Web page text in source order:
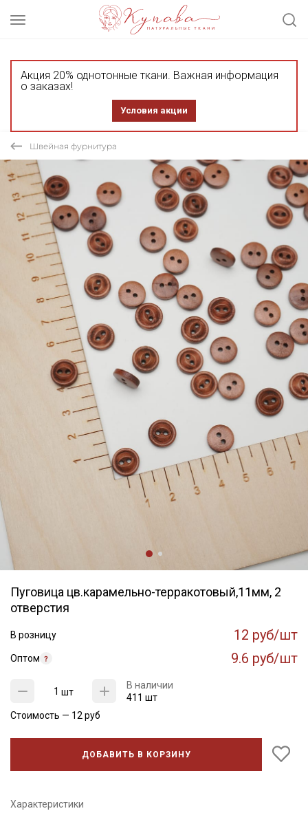
Акция 20% однотонные ткани. Важная информация
о заказах!
Условия акции
Швейная фурнитура
Пуговица цв.карамельно-терракотовый,11мм, 2
отверстия
В розницу 12 руб/шт
Оптом 9.6 руб/шт
шт
В наличии
411 шт
Стоимость — 12 руб
ДОБАВИТЬ В КОРЗИНУ
Характеристики